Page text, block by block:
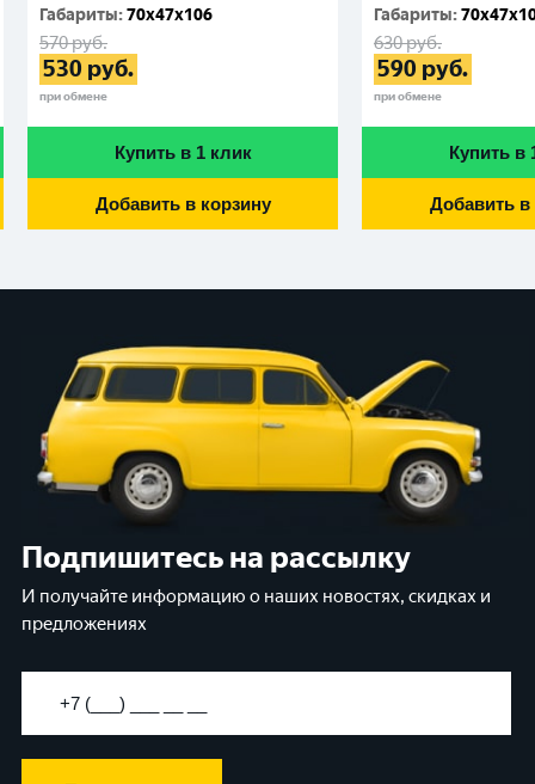
Габариты:70x47x106
570руб.
530 руб.
при обмене
Купить в 1 клик
Добавить в корзину
Габариты:
630руб.
590 руб.
при обмене
Купить в
Добавить в
Подпишитесь на рассылку
И получайте информацию о наших новостях, скидках и
предложениях